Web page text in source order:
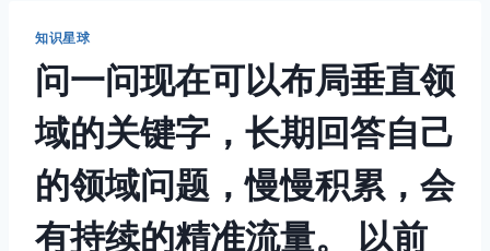
知识星球
问一问现在可以布局垂直领
域的关键字，长期回答自己
的领域问题，慢慢积累，会
有持续的精准流量。 以前